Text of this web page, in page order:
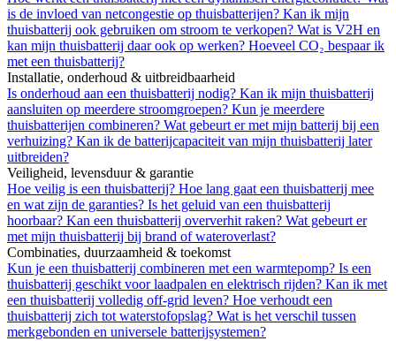
is de invloed van netcongestie op thuisbatterijen? Kan ik mijn
thuisbatterij ook gebruiken om stroom te verkopen? Wat is V2H en
kan mijn thuisbatterij daar ook op werken? Hoeveel CO₂ bespaar ik
met een thuisbatterij?
Installatie, onderhoud & uitbreidbaarheid
Is onderhoud aan een thuisbatterij nodig? Kan ik mijn thuisbatterij
aansluiten op meerdere stroomgroepen? Kun je meerdere
thuisbatterijen combineren? Wat gebeurt er met mijn batterij bij een
verhuizing? Kan ik de batterijcapaciteit van mijn thuisbatterij later
uitbreiden?
Veiligheid, levensduur & garantie
Hoe veilig is een thuisbatterij? Hoe lang gaat een thuisbatterij mee
en wat zijn de garanties? Is het geluid van een thuisbatterij
hoorbaar? Kan een thuisbatterij oververhit raken? Wat gebeurt er
met mijn thuisbatterij bij brand of wateroverlast?
Combinaties, duurzaamheid & toekomst
Kun je een thuisbatterij combineren met een warmtepomp? Is een
thuisbatterij geschikt voor laadpalen en elektrisch rijden? Kan ik met
een thuisbatterij volledig off-grid leven? Hoe verhoudt een
thuisbatterij zich tot waterstofopslag? Wat is het verschil tussen
merkgebonden en universele batterijsystemen?